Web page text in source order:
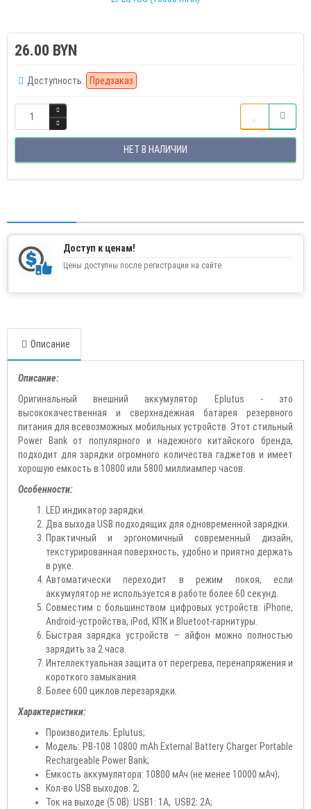
26.00 BYN
Доступность: Предзаказ
НЕТ В НАЛИЧИИ
Доступ к ценам!
Цены доступны после регистрации на сайте.
Описание
Описание:
Оригинальный внешний аккумулятор Eplutus - это
высококачественная и сверхнадежная батарея резервного
питания для всевозможных мобильных устройств. Этот стильный
Power Bank от популярного и надежного китайского бренда,
подходит для зарядки огромного количества гаджетов и имеет
хорошую емкость в 10800 или 5800 миллиампер часов.
Особенности:
LED индикатор зарядки.
Два выхода USB подходящих для одновременной зарядки.
Практичный и эргономичный современный дизайн,
текстурированная поверхность, удобно и приятно держать
в руке.
Автоматически переходит в режим покоя, если
аккумулятор не используется в работе более 60 секунд.
Совместим с большинством цифровых устройств: iPhone,
Android-устройства, iPod, КПК и Bluetoot-гарнитуры.
Быстрая зарядка устройств – айфон можно полностью
зарядить за 2 часа.
Интеллектуальная защита от перегрева, перенапряжения и
короткого замыкания.
Более 600 циклов перезарядки.
Характеристики:
Производитель: Eplutus;
Модель: PB-108 10800 mAh External Battery Charger Portable
Rechargeable Power Bank;
Ёмкость аккумулятора: 10800 мАч (не менее 10000 мАч);
Кол-во USB выходов: 2;
Ток на выходе (5.0В): USB1: 1A, USB2: 2A;